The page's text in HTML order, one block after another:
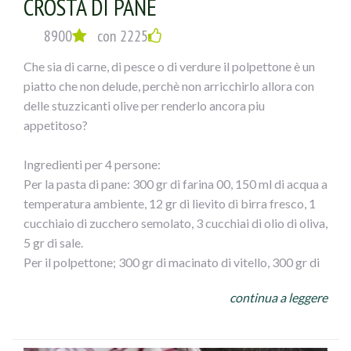
CROSTA DI PANE
8900 con 2225
Che sia di carne, di pesce o di verdure il polpettone è un
piatto che non delude, perchè non arricchirlo allora con
delle stuzzicanti olive per renderlo ancora piu
appetitoso?
Ingredienti per 4 persone:
Per la pasta di pane: 300 gr di farina 00, 150 ml di acqua a
temperatura ambiente, 12 gr di lievito di birra fresco, 1
cucchiaio di zucchero semolato, 3 cucchiai di olio di oliva,
5 gr di sale.
Per il polpettone; 300 gr di macinato di vitello, 300 gr di
latte, 1 uovo, 1 cucchiaio di pan grattato, 70 gr di
continua a leggere